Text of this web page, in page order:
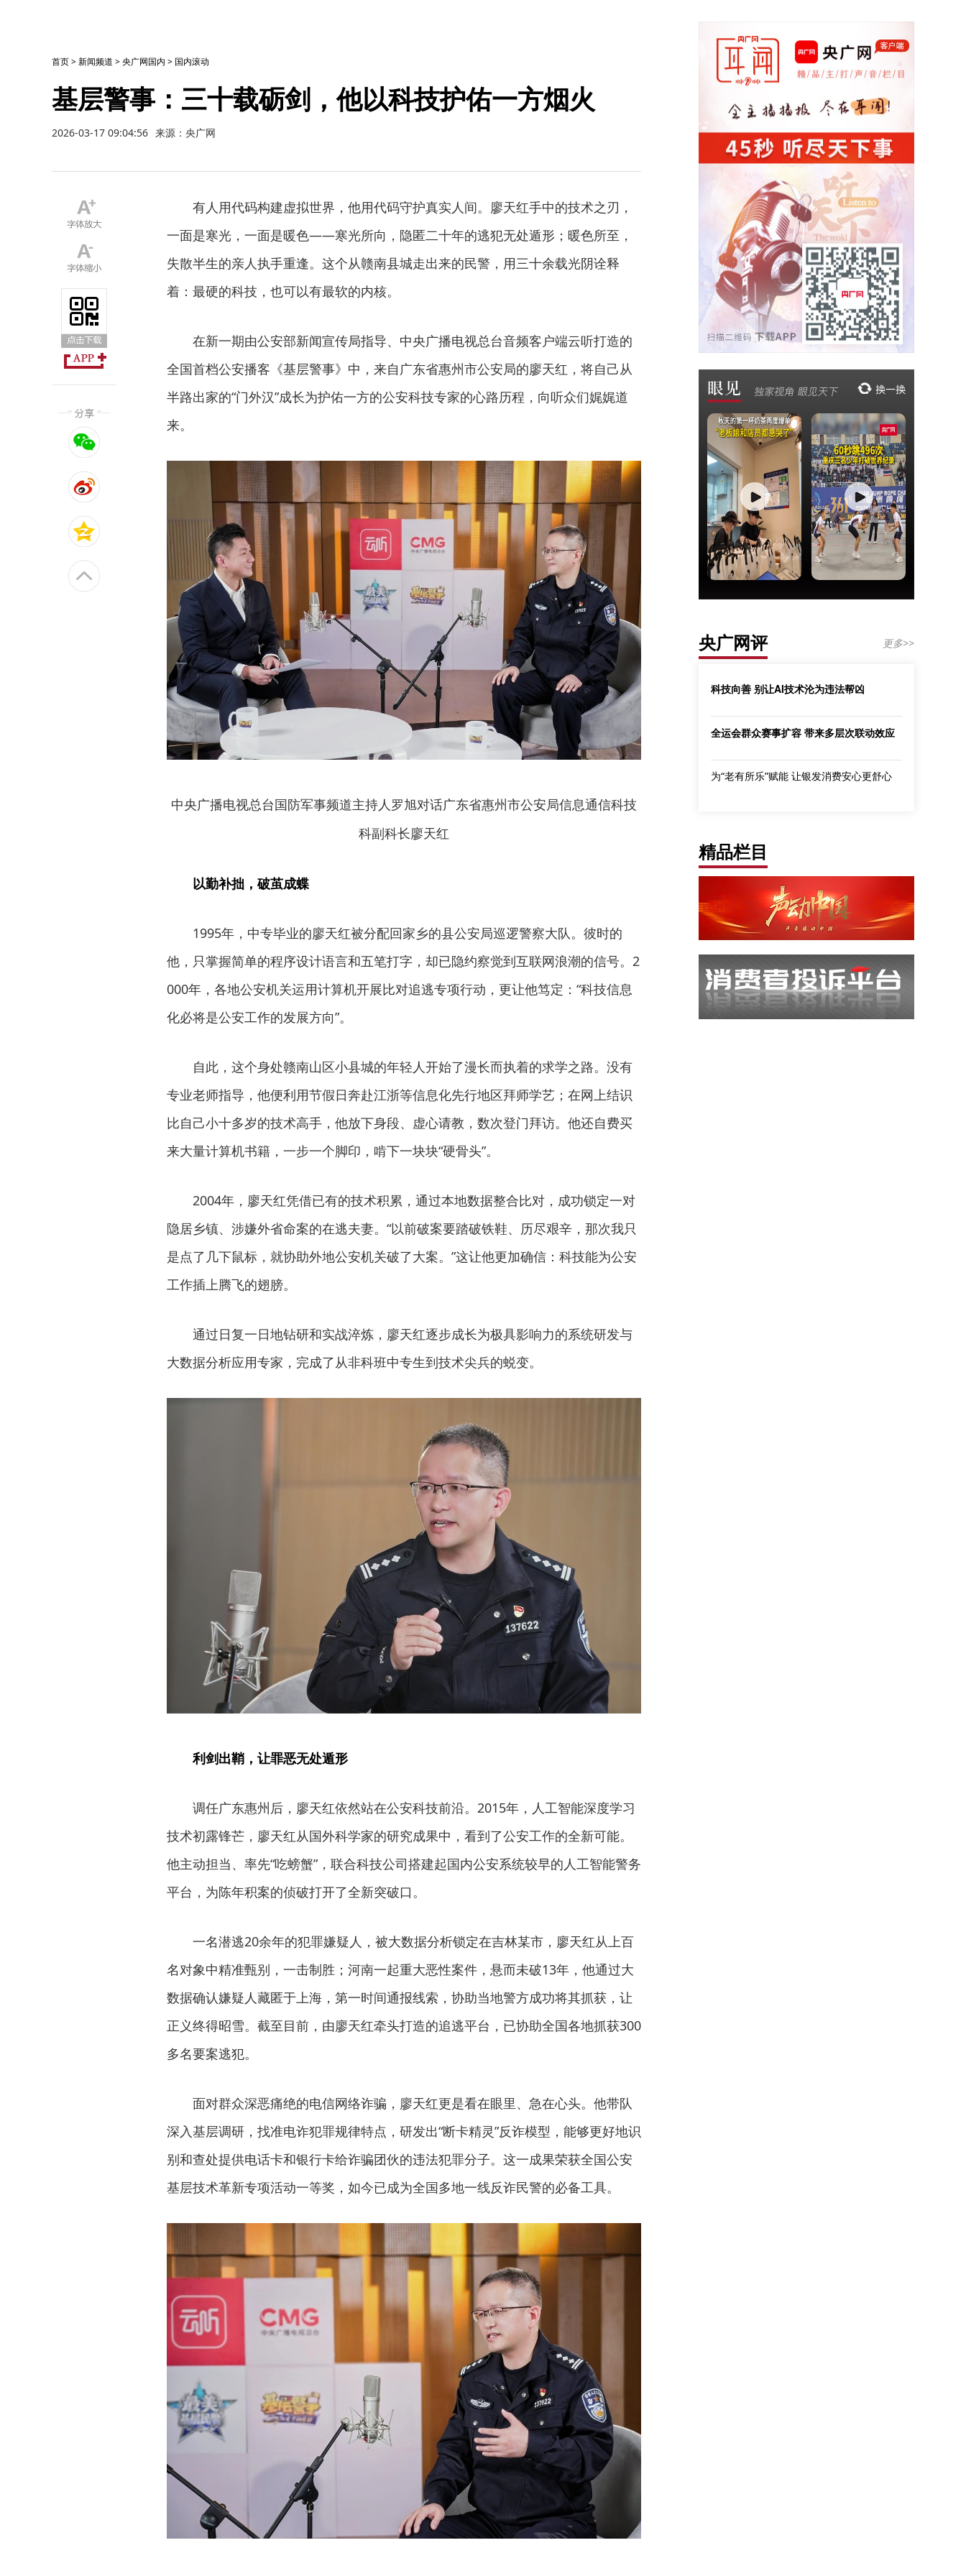
首页>新闻频道 >央广网国内 > 国内滚动
基层警事：三十载砺剑，他以科技护佑一方烟火
2026-03-17 09:04:56 来源：央广网
有人用代码构建虚拟世界，他用代码守护真实人间。廖天红手中的技术之刃，
一面是寒光，一面是暖色——寒光所向，隐匿二十年的逃犯无处遁形；暖色所至，
失散半生的亲人执手重逢。这个从赣南县城走出来的民警，用三十余载光阴诠释
着：最硬的科技，也可以有最软的内核。
在新一期由公安部新闻宣传局指导、中央广播电视总台音频客户端云听打造的
全国首档公安播客《基层警事》中，来自广东省惠州市公安局的廖天红，将自己从
半路出家的“门外汉”成长为护佑一方的公安科技专家的心路历程，向听众们娓娓道
来。
中央广播电视总台国防军事频道主持人罗旭对话广东省惠州市公安局信息通信科技
科副科长廖天红
以勤补拙，破茧成蝶
1995年，中专毕业的廖天红被分配回家乡的县公安局巡逻警察大队。彼时的
他，只掌握简单的程序设计语言和五笔打字，却已隐约察觉到互联网浪潮的信号。2
000年，各地公安机关运用计算机开展比对追逃专项行动，更让他笃定：“科技信息
化必将是公安工作的发展方向”。
自此，这个身处赣南山区小县城的年轻人开始了漫长而执着的求学之路。没有
专业老师指导，他便利用节假日奔赴江浙等信息化先行地区拜师学艺；在网上结识
比自己小十多岁的技术高手，他放下身段、虚心请教，数次登门拜访。他还自费买
来大量计算机书籍，一步一个脚印，啃下一块块“硬骨头”。
2004年，廖天红凭借已有的技术积累，通过本地数据整合比对，成功锁定一对
隐居乡镇、涉嫌外省命案的在逃夫妻。“以前破案要踏破铁鞋、历尽艰辛，那次我只
是点了几下鼠标，就协助外地公安机关破了大案。”这让他更加确信：科技能为公安
工作插上腾飞的翅膀。
通过日复一日地钻研和实战淬炼，廖天红逐步成长为极具影响力的系统研发与
大数据分析应用专家，完成了从非科班中专生到技术尖兵的蜕变。
利剑出鞘，让罪恶无处遁形
调任广东惠州后，廖天红依然站在公安科技前沿。2015年，人工智能深度学习
技术初露锋芒，廖天红从国外科学家的研究成果中，看到了公安工作的全新可能。
他主动担当、率先“吃螃蟹”，联合科技公司搭建起国内公安系统较早的人工智能警务
平台，为陈年积案的侦破打开了全新突破口。
一名潜逃20余年的犯罪嫌疑人，被大数据分析锁定在吉林某市，廖天红从上百
名对象中精准甄别，一击制胜；河南一起重大恶性案件，悬而未破13年，他通过大
数据确认嫌疑人藏匿于上海，第一时间通报线索，协助当地警方成功将其抓获，让
正义终得昭雪。截至目前，由廖天红牵头打造的追逃平台，已协助全国各地抓获300
多名要案逃犯。
面对群众深恶痛绝的电信网络诈骗，廖天红更是看在眼里、急在心头。他带队
深入基层调研，找准电诈犯罪规律特点，研发出“断卡精灵”反诈模型，能够更好地识
别和查处提供电话卡和银行卡给诈骗团伙的违法犯罪分子。这一成果荣获全国公安
基层技术革新专项活动一等奖，如今已成为全国多地一线反诈民警的必备工具。
央广网评 更多>>
科技向善 别让AI技术沦为违法帮凶
全运会群众赛事扩容 带来多层次联动效应
为“老有所乐”赋能 让银发消费安心更舒心
精品栏目